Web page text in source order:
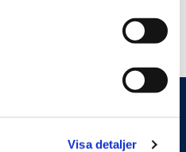
Visa detaljer